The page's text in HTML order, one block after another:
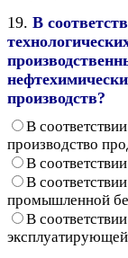
19. В
производств?
В
производство
В
В
промышленной
В